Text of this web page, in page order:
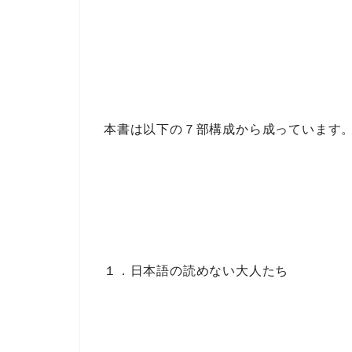
本書は以下の ７部構成から成っています
１．日本語の読めない大人たち